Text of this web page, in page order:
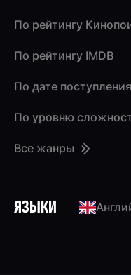
ЯЗЫКИ
По рейтингу
По рейтингу IMDB
По дате поступления
По уровню
Все жанры